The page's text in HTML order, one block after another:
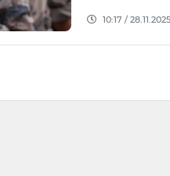
10:17 / 28.11.2025